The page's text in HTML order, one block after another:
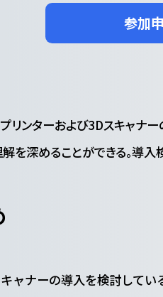
参加
ンターおよび3Dスキャナ
を深めることができる。導
ャナーの導入を検討してい